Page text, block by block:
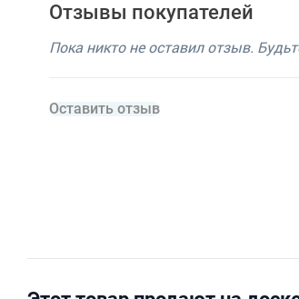
Отзывы покупателей
Пока никто не оставил отзыв.
Оставить отзыв